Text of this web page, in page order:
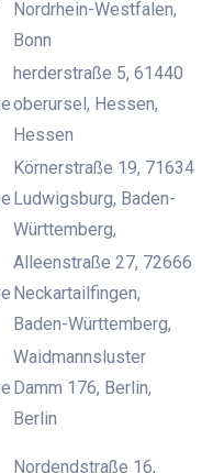
Nordrhein-Westfalen,
Bonn
herderstraße 5, 61440
oberursel, Hessen,
Hessen
Körnerstraße 19, 71634
Ludwigsburg, Baden-
Württemberg,
Alleenstraße 27, 72666
Neckartailfingen,
Baden-Württemberg,
Waidmannsluster
Damm 176, Berlin,
Berlin
Nordendstraße 16,